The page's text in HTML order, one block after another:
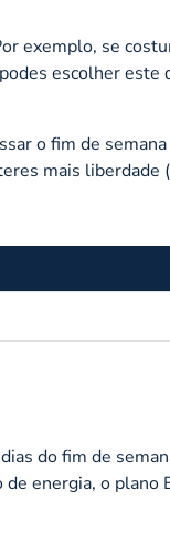
exemplo, se
escolher este
o fim de
mais liberdade (
do fim de
energia, o plano